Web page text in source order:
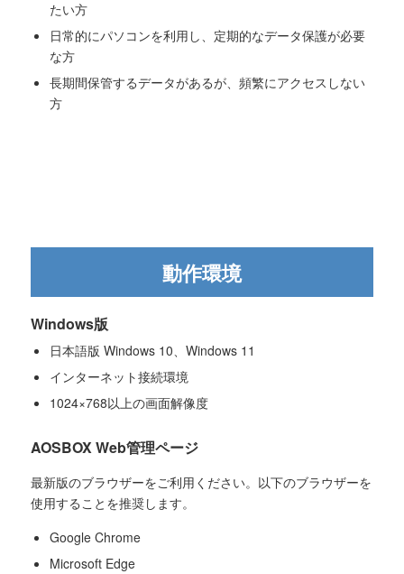
たい方
日常的にパソコンを利用し、定期的なデータ保護が必要
な方
長期間保管するデータがあるが、頻繁にアクセスしない
方
動作環境
Windows版
日本語版 Windows 10、Windows 11
インターネット接続環境
1024×768以上の画面解像度
AOSBOX Web管理ページ
最新版のブラウザーをご利用ください。以下のブラウザーを
使用することを推奨します。
Google Chrome
Microsoft Edge